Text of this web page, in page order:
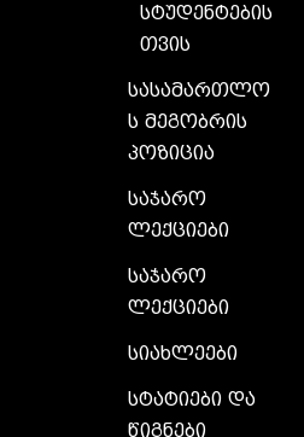
სტუდენტების
თვის
სასამართლო
ს მეგობრის
პოზიცია
საჯარო
ლექციები
საჯარო
ლექციები
სიახლეები
სტატიები და
წიგნები